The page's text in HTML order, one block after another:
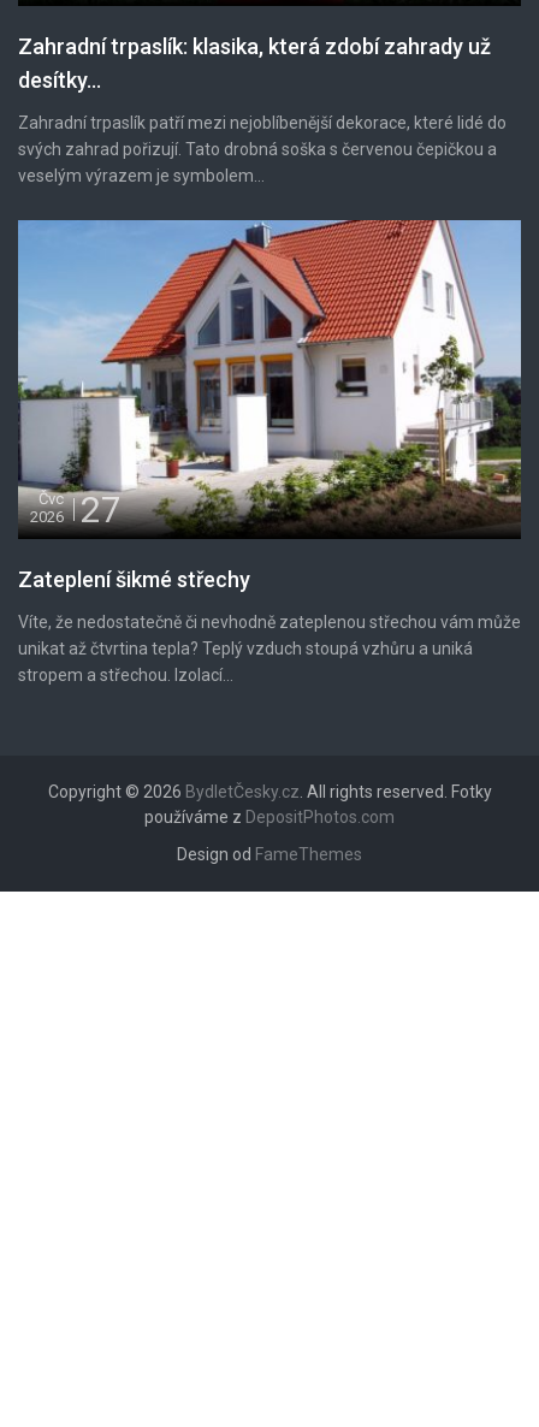
Zahradní trpaslík: klasika, která zdobí zahrady už
desítky...
Zahradní trpaslík patří mezi nejoblíbenější dekorace, které lidé do
svých zahrad pořizují. Tato drobná soška s červenou čepičkou a
veselým výrazem je symbolem...
Čvc
2026
27
Zateplení šikmé střechy
Víte, že nedostatečně či nevhodně zateplenou střechou vám může
unikat až čtvrtina tepla? Teplý vzduch stoupá vzhůru a uniká
stropem a střechou. Izolací...
Copyright © 2026 BydletČesky.cz. All rights reserved. Fotky
používáme z DepositPhotos.com
Design od FameThemes